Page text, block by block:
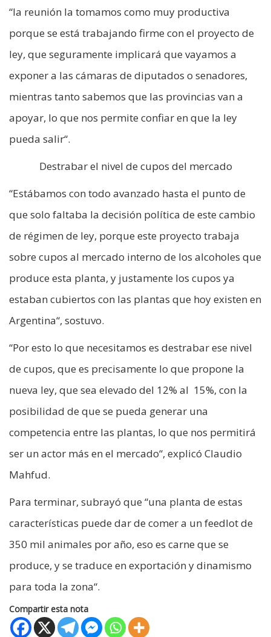
“la reunión la tomamos como muy productiva
porque se está trabajando firme con el proyecto de
ley, que seguramente implicará que vayamos a
exponer a las cámaras de diputados o senadores,
mientras tanto sabemos que las provincias van a
apoyar, lo que nos permite confiar en que la ley
pueda salir“.
Destrabar el nivel de cupos del mercado
“Estábamos con todo avanzado hasta el punto de
que solo faltaba la decisión política de este cambio
de régimen de ley, porque este proyecto trabaja
sobre cupos al mercado interno de los alcoholes que
produce esta planta, y justamente los cupos ya
estaban cubiertos con las plantas que hoy existen en
Argentina“, sostuvo.
“Por esto lo que necesitamos es destrabar ese nivel
de cupos, que es precisamente lo que propone la
nueva ley, que sea elevado del 12% al 15%, con la
posibilidad de que se pueda generar una
competencia entre las plantas, lo que nos permitirá
ser un actor más en el mercado“, explicó Claudio
Mahfud.
Para terminar, subrayó que “una planta de estas
características puede dar de comer a un feedlot de
350 mil animales por año, eso es carne que se
produce, y se traduce en exportación y dinamismo
para toda la zona“.
Compartir esta nota